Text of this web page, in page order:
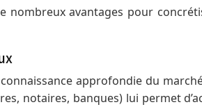
nombreux avantages pour
approfondie du
notaires, banques) lui permet